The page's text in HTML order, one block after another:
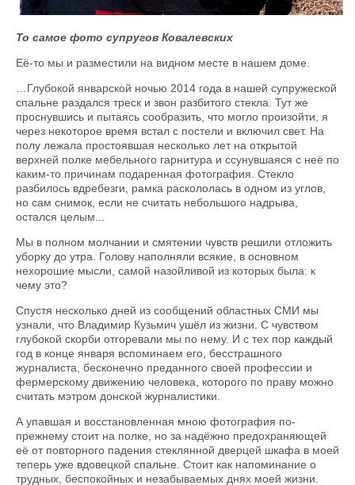
То самое фото супругов Ковалевских
Её-то мы и разместили на видном месте в нашем доме.
…Глубокой январской ночью 2014 года в нашей супружеской
спальне раздался треск и звон разбитого стекла. Тут же
проснувшись и пытаясь сообразить, что могло произойти, я
через некоторое время встал с постели и включил свет. На
полу лежала простоявшая несколько лет на открытой
верхней полке мебельного гарнитура и ссунувшаяся с неё по
каким-то причинам подаренная фотография. Стекло
разбилось вдребезги, рамка раскололась в одном из углов,
но сам снимок, если не считать небольшого надрыва,
остался целым...
Мы в полном молчании и смятении чувств решили отложить
уборку до утра. Голову наполняли всякие, в основном
нехорошие мысли, самой назойливой из которых была: к
чему это?
Спустя несколько дней из сообщений областных СМИ мы
узнали, что Владимир Кузьмич ушёл из жизни. С чувством
глубокой скорби отгоревали мы по нему. И с тех пор каждый
год в конце января вспоминаем его, бесстрашного
журналиста, бесконечно преданного своей профессии и
фермерскому движению человека, которого по праву можно
считать мэтром донской журналистики.
А упавшая и восстановленная мною фотография по-
прежнему стоит на полке, но за надёжно предохраняющей
её от повторного падения стеклянной дверцей шкафа в моей
теперь уже вдовецкой спальне. Стоит как напоминание о
трудных, беспокойных и незабываемых днях моей жизни.